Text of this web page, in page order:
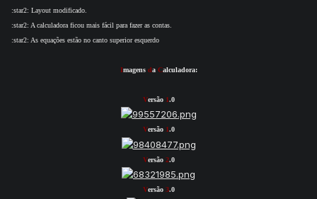
:star2: Layout modificado.
:star2: A calculadora ficou mais fácil para fazer as contas.
:star2: As equações estão no canto superior esquerdo
Imagens da Calculadora:
Versão 1.0
Versão 1.0
Versão 2.0
Versão 3.0